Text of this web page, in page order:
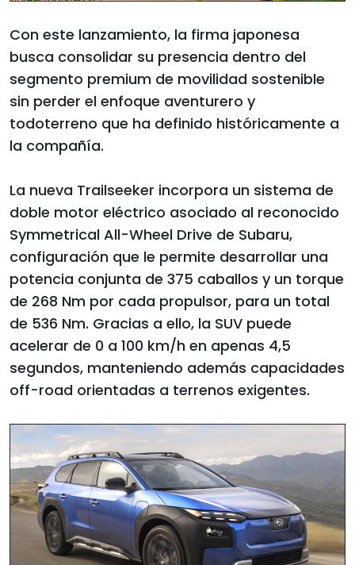
Con este lanzamiento, la firma japonesa
busca consolidar su presencia dentro del
segmento premium de movilidad sostenible
sin perder el enfoque aventurero y
todoterreno que ha definido históricamente a
la compañía.
La nueva Trailseeker incorpora un sistema de
doble motor eléctrico asociado al reconocido
Symmetrical All-Wheel Drive de Subaru,
configuración que le permite desarrollar una
potencia conjunta de 375 caballos y un torque
de 268 Nm por cada propulsor, para un total
de 536 Nm. Gracias a ello, la SUV puede
acelerar de 0 a 100 km/h en apenas 4,5
segundos, manteniendo además capacidades
off-road orientadas a terrenos exigentes.